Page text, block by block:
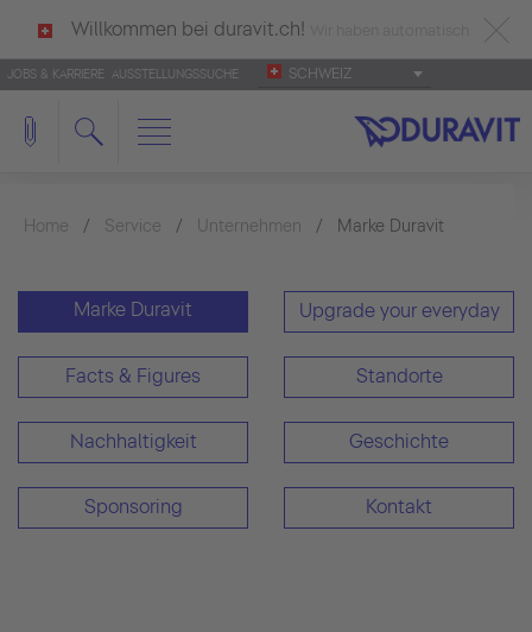
Willkommen bei duravit.ch!
deutsch als Ihre Sprache erkannt.
Français Italiano
JOBS & KARRIERE AUSSTELLUNGSSUCHE SCHWEIZ
Home Service Unternehmen Marke Duravit
Marke Duravit Upgrade your everyday
Facts & Figures Standorte
Nachhaltigkeit Geschichte
Sponsoring Kontakt